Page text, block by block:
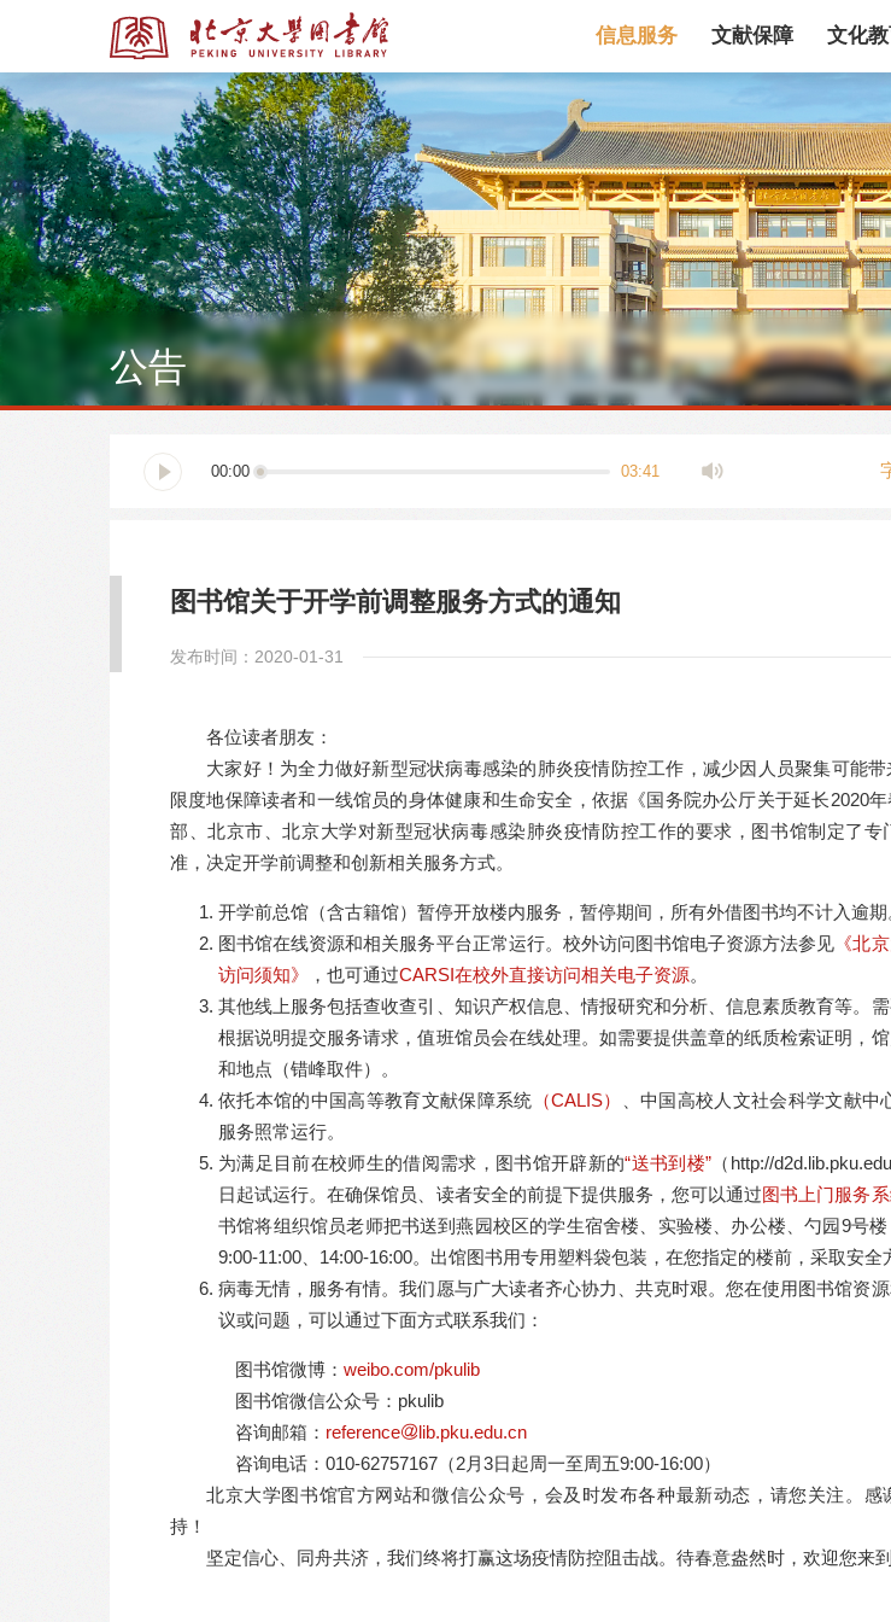
全部资源
全部资源 馆藏目录 论文、书、报告 数据库
多媒体资源 机构知识库 馆际互借 新书通报
信息服务 文献保障 文化
公告
00:00 03:41
图书馆关于开学前调整服务方式的通知
发布时间：2020-01-31
各位读者朋友：
大家好！为全力做好新型冠状病毒感染的肺炎疫情防控工作，减少因人员聚集可能
限度地保障读者和一线馆员的身体健康和生命安全，依据《国务院办公厅关于延长2020
部、北京市、北京大学对新型冠状病毒感染肺炎疫情防控工作的要求，图书馆制定了专
准，决定开学前调整和创新相关服务方式。
开学前总馆（含古籍馆）暂停开放楼内服务，暂停期间，所有外借图书均不计入逾期
图书馆在线资源和相关服务平台正常运行。校外访问图书馆电子资源方法参见 《北
访问须知》
，也可通过CARSI在校外直接访问相关电子资源。
其他线上服务包括查收查引、知识产权信息、情报研究和分析、信息素质教育等。需
根据说明提交服务请求，值班馆员会在线处理。如需要提供盖章的纸质检索证明，
和地点（错峰取件）。
依托本馆的中国高等教育文献保障系统 （CALIS） 、中国高校人文社会科学文献中
服务照常运行。
为满足目前在校师生的借阅需求，图书馆开辟新的“送书到楼” （http://
日起试运行。在确保馆员、读者安全的前提下提供服务，您可以通过图书上门服务
书馆将组织馆员老师把书送到燕园校区的学生宿舍楼、实验楼、办公楼、勺园9号
9:00-11:00、14:00-16:00。出馆图书用专用塑料袋包装，在您指定的楼前，采取安全
病毒无情，服务有情。我们愿与广大读者齐心协力、共克时艰。您在使用图书馆资
议或问题，可以通过下面方式联系我们：
图书馆微博： weibo.com/pkulib
图书馆微信公众号：pkulib
咨询邮箱： reference
lib.pku.edu.cn
咨询电话：010-62757167（2月3日起周一至周五9:00-16:00）
北京大学图书馆官方网站和微信公众号，会及时发布各种最新动态，请您关注。感
持！
坚定信心、同舟共济，我们终将打赢这场疫情防控阻击战。待春意盎然时，欢迎您来